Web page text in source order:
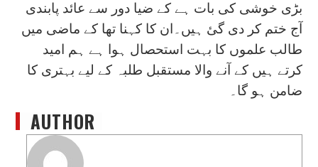
بڑی خوشی کی بات ہے کے ضیا دور سے عائد پابندی
آج ختم کر دی گئ ہیں۔ان کا کہنا تھا کے ماضی میں
طالب علموں کا بہت استحصال ہوا ہے ہم امید
کرتے ہیں کے آنے والا مستقبل طلبہ کے لیے بہتری کا
ضامن ہو گا۔
AUTHOR